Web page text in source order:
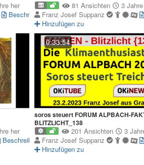
her
Beschreibung
81 Ansichten
3
Franz Josef Suppanz
Hinzufügen zu
her
Beschreibung
0:33:54
soros steuert FORUM ALPBACH-
BLITZLICHT_138
201 Ansichten
3
Franz Josef Suppanz
Hinzufügen zu